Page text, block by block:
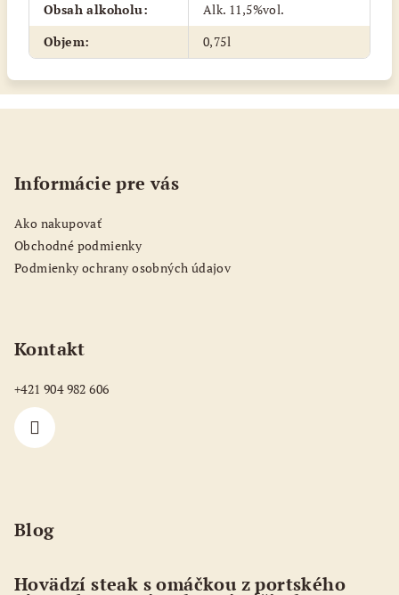
Obsah alkoholu:
Alk. 11,5%vol.
Objem: 0,75l
Informácie pre vás
Ako nakupovať
Obchodné podmienky
Podmienky ochrany osobných údajov
Kontakt
+421 904 982 606
Blog
Hovädzí steak s omáčkou z portského